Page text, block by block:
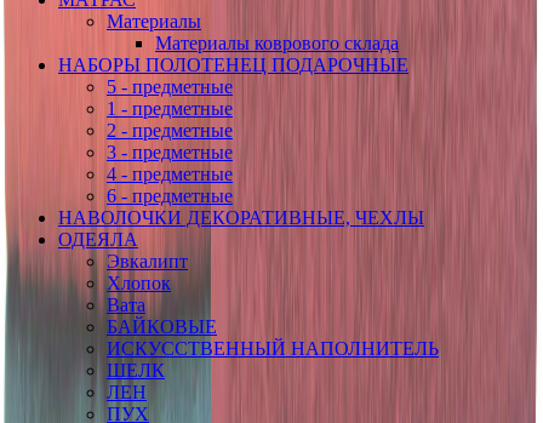
Материалы
Материалы коврового склада
НАБОРЫ ПОЛОТЕНЕЦ ПОДАРОЧНЫЕ
5 - предметные
1 - предметные
2 - предметные
3 - предметные
4 - предметные
6 - предметные
НАВОЛОЧКИ ДЕКОРАТИВНЫЕ, ЧЕХЛЫ
ОДЕЯЛА
Эвкалипт
Хлопок
Вата
БАЙКОВЫЕ
ИСКУССТВЕННЫЙ НАПОЛНИТЕЛЬ
ШЕЛК
ЛЕН
ПУХ